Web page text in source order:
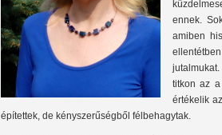
ennek.
amiben
titkon az
értékelik
építettek, de kényszerűségből félbehagytak.